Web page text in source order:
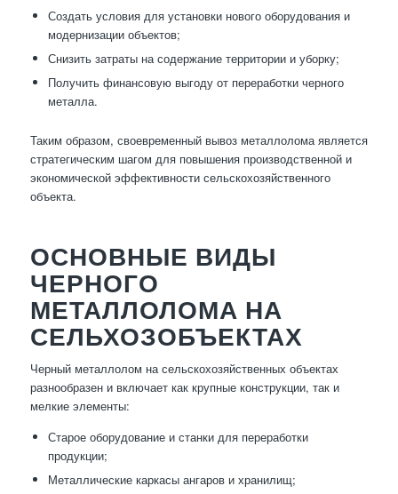
Создать условия для установки нового оборудования и
модернизации объектов;
Снизить затраты на содержание территории и уборку;
Получить финансовую выгоду от переработки черного
металла.
Таким образом, своевременный вывоз металлолома является
стратегическим шагом для повышения производственной и
экономической эффективности сельскохозяйственного
объекта.
ОСНОВНЫЕ ВИДЫ
ЧЕРНОГО
МЕТАЛЛОЛОМА НА
СЕЛЬХОЗОБЪЕКТАХ
Черный металлолом на сельскохозяйственных объектах
разнообразен и включает как крупные конструкции, так и
мелкие элементы:
Старое оборудование и станки для переработки
продукции;
Металлические каркасы ангаров и хранилищ;